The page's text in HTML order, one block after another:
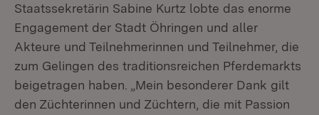
Staatssekretärin Sabine Kurtz lobte das enorme
Engagement der Stadt Öhringen und aller
Akteure und Teilnehmerinnen und Teilnehmer, die
zum Gelingen des traditionsreichen Pferdemarkts
beigetragen haben. „Mein besonderer Dank gilt
den Züchterinnen und Züchtern, die mit Passion